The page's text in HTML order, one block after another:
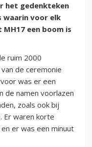
het gedenkteken
waarin voor elk
een boom is
ruim 2000
de ceremonie
was er een
de namen voorlazen
zoals ook bij
Er waren korte
er was een minuut